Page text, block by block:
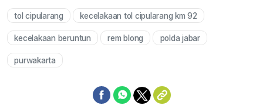
tol cipularang kecelakaan tol cipularang km 92
kecelakaan beruntun rem blong polda jabar
purwakarta